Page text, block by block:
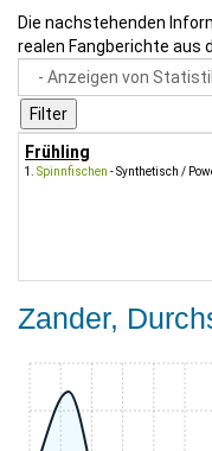
Die nachstehenden
realen Fangberichte aus
Frühling
Spinnfischen - Synthetisch /
Zander,